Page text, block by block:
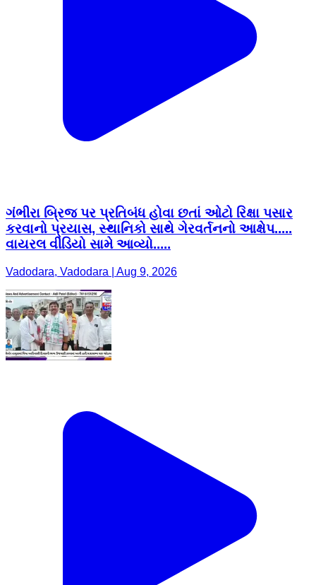
ગંભીરા બ્રિજ પર પ્રતિબંધ હોવા છતાં ઓટો રિક્ષા પસાર
કરવાનો પ્રયાસ, સ્થાનિકો સાથે ગેરવર્તનનો આક્ષેપ.....
વાયરલ વીડિયો સામે આવ્યો.....
Vadodara, Vadodara | Aug 9, 2026